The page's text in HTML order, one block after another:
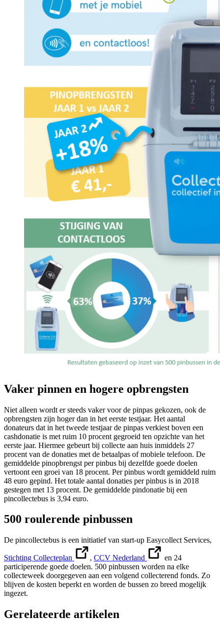
Vaker pinnen en hogere opbrengsten
Niet alleen wordt er steeds vaker voor de pinpas gekozen, ook de
opbrengsten zijn hoger dan in het eerste testjaar. Het aantal
donateurs dat in het tweede testjaar de pinpas verkiest boven een
cashdonatie is met ruim 10 procent gegroeid ten opzichte van het
eerste jaar. Hiermee gebeurt bij collecte aan huis inmiddels 27
procent van de donaties met de betaalpas of mobiele telefoon. De
gemiddelde pinopbrengst per pinbus bij dezelfde goede doelen
vertoont een groei van 18 procent. Per pinbus wordt gemiddeld ruim
48 euro gepind. Het totale aantal donaties per pinbus is in 2018
gestegen met 13 procent. De gemiddelde pindonatie bij een
pincollectebus is 3,94 euro.
500 roulerende pinbussen
De pincollectebus is een initiatief van start-up Easycollect Services,
Stichting Collecteplan , CCV Nederland
en 24
participerende goede doelen. 500 pinbussen worden na elke
collecteweek doorgegeven aan een volgend collecterend fonds. Zo
blijven de kosten beperkt en worden de bussen zo breed mogelijk
ingezet.
Gerelateerde artikelen